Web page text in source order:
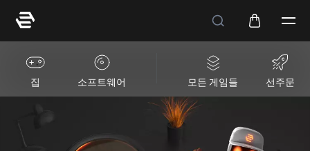
집 소프트웨어 모든 게임들 선주문